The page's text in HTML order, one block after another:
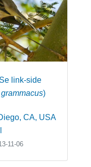
link-side
)
CA, USA
11-06